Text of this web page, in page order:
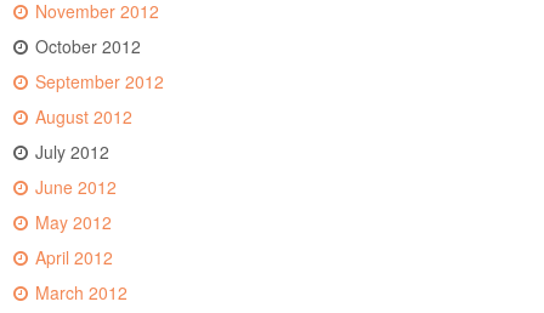
November 2012
October 2012
September 2012
August 2012
July 2012
June 2012
May 2012
April 2012
March 2012